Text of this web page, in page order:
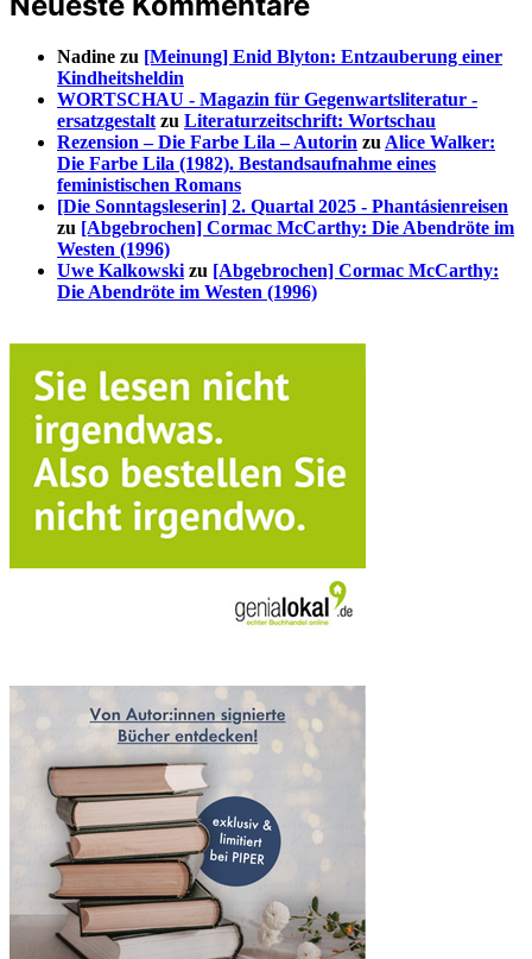
Nadine zu [Meinung] Enid Blyton: Entzauberung einer
Kindheitsheldin
WORTSCHAU - Magazin für Gegenwartsliteratur -
ersatzgestalt zu Literaturzeitschrift: Wortschau
Rezension – Die Farbe Lila – Autorin zu Alice Walker:
Die Farbe Lila (1982). Bestandsaufnahme eines
feministischen Romans
[Die Sonntagsleserin] 2. Quartal 2025 - Phantásienreisen
zu [Abgebrochen] Cormac McCarthy: Die Abendröte im
Westen (1996)
Uwe Kalkowski zu [Abgebrochen] Cormac McCarthy:
Die Abendröte im Westen (1996)